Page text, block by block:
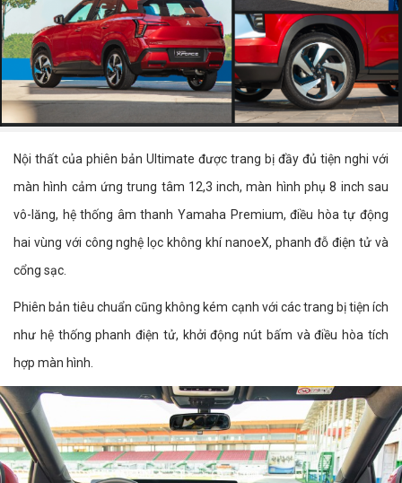
Nội thất của phiên bản Ultimate được trang bị đầy đủ tiện nghi với
màn hình cảm ứng trung tâm 12,3 inch, màn hình phụ 8 inch sau
vô-lăng, hệ thống âm thanh Yamaha Premium, điều hòa tự động
hai vùng với công nghệ lọc không khí nanoeX, phanh đỗ điện tử và
cổng sạc.
Phiên bản tiêu chuẩn cũng không kém cạnh với các trang bị tiện ích
như hệ thống phanh điện tử, khởi động nút bấm và điều hòa tích
hợp màn hình.